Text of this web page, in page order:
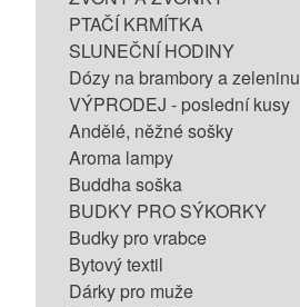
PTAČÍ KRMÍTKA
SLUNEČNÍ HODINY
Dózy na brambory a zeleninu
VÝPRODEJ - poslední kusy
Andělé, něžné sošky
Aroma lampy
Buddha soška
BUDKY PRO SÝKORKY
Budky pro vrabce
Bytový textil
Dárky pro muže